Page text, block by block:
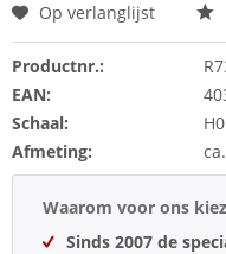
Op verlanglijst
Productnr.:
EAN:
Schaal:
Afmeting:
Waarom voor ons
Sinds 2007 de